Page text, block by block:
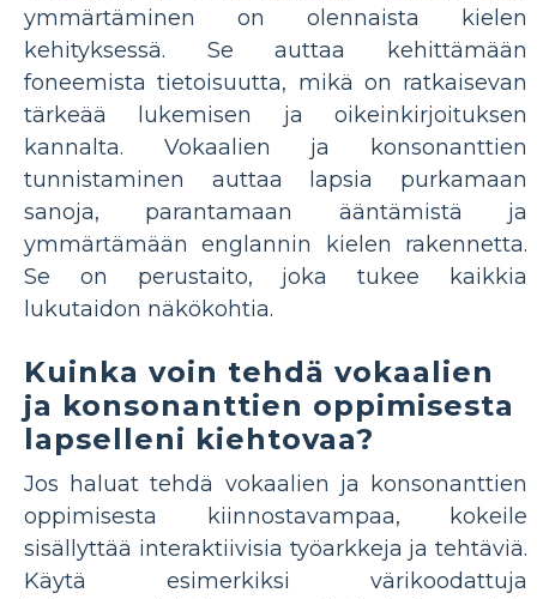
ymmärtäminen on olennaista kielen
kehityksessä. Se auttaa kehittämään
foneemista tietoisuutta, mikä on ratkaisevan
tärkeää lukemisen ja oikeinkirjoituksen
kannalta. Vokaalien ja konsonanttien
tunnistaminen auttaa lapsia purkamaan
sanoja, parantamaan ääntämistä ja
ymmärtämään englannin kielen rakennetta.
Se on perustaito, joka tukee kaikkia
lukutaidon näkökohtia.
Kuinka voin tehdä vokaalien
ja konsonanttien oppimisesta
lapselleni kiehtovaa?
Jos haluat tehdä vokaalien ja konsonanttien
oppimisesta kiinnostavampaa, kokeile
sisällyttää interaktiivisia työarkkeja ja tehtäviä.
Käytä esimerkiksi värikoodattuja